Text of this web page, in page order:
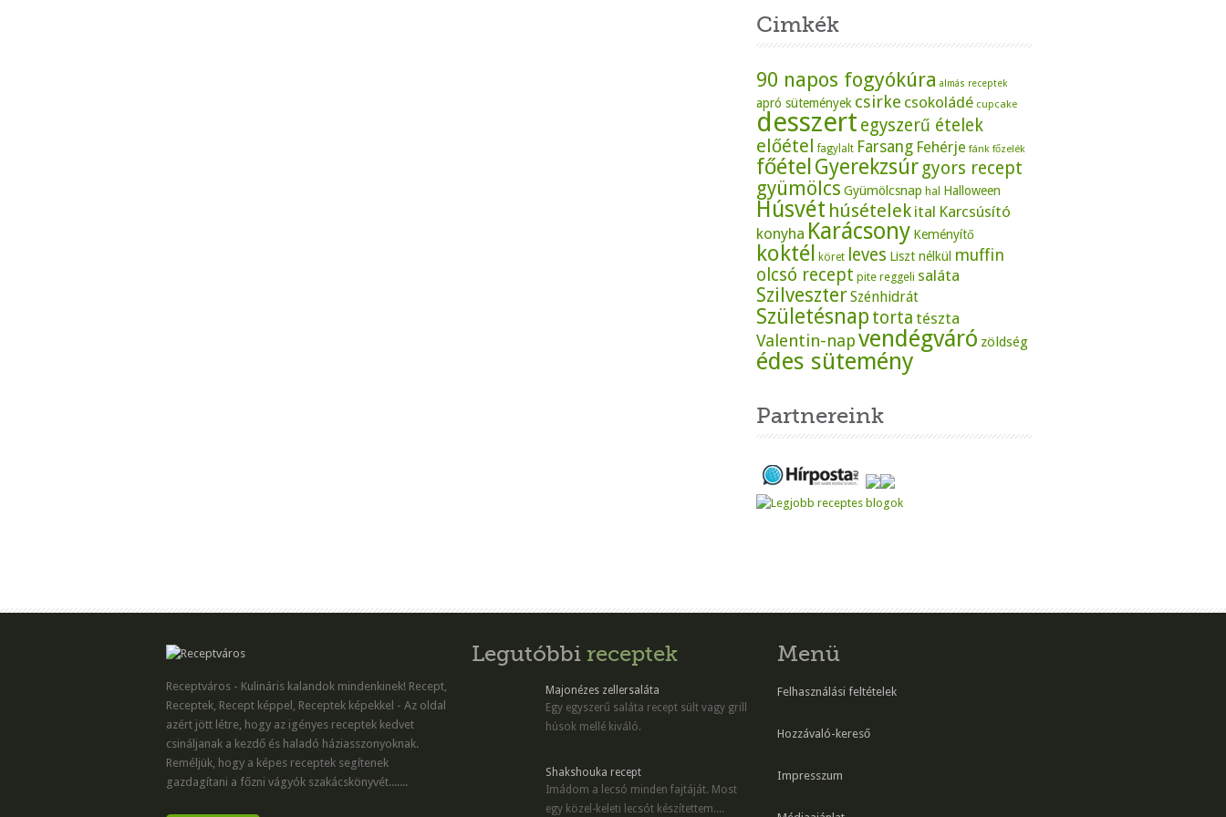
Cimkék
90 napos fogyókúra almás receptek
apró sütemények csirke csokoládé cupcake
desszert egyszerű ételek
előétel fagylalt Farsang Fehérje fánk főzelék
főétel Gyerekzsúr gyors recept
gyümölcs Gyümölcsnap hal Halloween
Húsvét húsételek ital Karcsúsító
konyha Karácsony Keményítő
koktél köret leves Liszt nélkül muffin
olcsó recept pite reggeli saláta
SzilveszterSzénhidrát
Születésnap torta tészta
Valentin-napvendégváró zöldség
édes sütemény
Partnereink
Receptváros - Kulináris kalandok mindenkinek! Recept,
Receptek, Recept képpel, Receptek képekkel - Az oldal
azért jött létre, hogy az igényes receptek kedvet
csináljanak a kezdő és haladó háziasszonyoknak.
Reméljük, hogy a képes receptek segítenek
gazdagítani a főzni vágyók szakácskönyvét.......
Legutóbbi receptek
Majonézes zellersaláta
Egy egyszerű saláta recept sült vagy grill
húsok mellé kiváló.
Shakshouka recept
Imádom a lecsó minden fajtáját. Most
egy közel-keleti lecsót készítettem....
Menü
Felhasználási feltételek
Hozzávaló-kereső
Impresszum